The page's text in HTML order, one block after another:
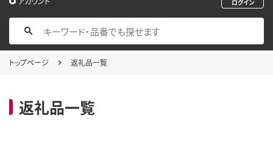
ログイン
トップページ 返礼品一覧
返礼品一覧